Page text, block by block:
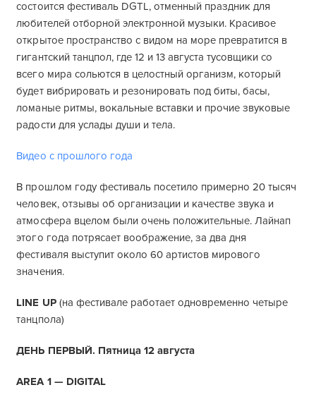
состоится фестиваль DGTL, отменный праздник для
любителей отборной электронной музыки. Красивое
открытое пространство с видом на море превратится в
гигантский танцпол, где 12 и 13 августа тусовщики со
всего мира сольются в целостный организм, который
будет вибрировать и резонировать под биты, басы,
ломаные ритмы, вокальные вставки и прочие звуковые
радости для услады души и тела.
Видео с прошлого года
В прошлом году фестиваль посетило примерно 20 тысяч
человек, отзывы об организации и качестве звука и
атмосфера вцелом были очень положительные. Лайнап
этого года потрясает воображение, за два дня
фестиваля выступит около 60 артистов мирового
значения.
LINE UP (на фестивале работает одновременно четыре
танцпола)
ДЕНЬ ПЕРВЫЙ. Пятница 12 августа
AREA 1 — DIGITAL